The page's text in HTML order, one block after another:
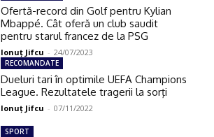
Ofertă-record din Golf pentru Kylian
Mbappé. Cât oferă un club saudit
pentru starul francez de la PSG
Ionuţ Jifcu - 24/07/2023
RECOMANDATE
Dueluri tari în optimile UEFA Champions
League. Rezultatele tragerii la sorţi
Ionuţ Jifcu - 07/11/2022
SPORT